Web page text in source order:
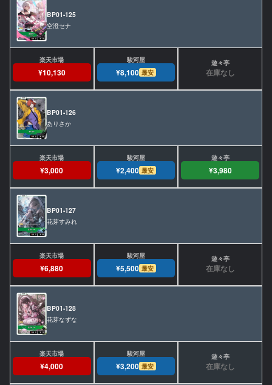
BP01-125
空澄セナ
¥10,130 ¥8,100 最安 在庫なし
BP01-126
ありさか
¥3,000 ¥2,400 最安 ¥3,980
BP01-127
花芽すみれ
¥6,880 ¥5,500 最安 在庫なし
BP01-128
花芽なずな
¥4,000 ¥3,200 最安 在庫なし